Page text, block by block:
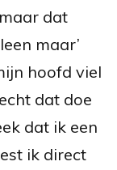
dat
maar’
hoofd viel
dat doe
dat ik een
ik direct